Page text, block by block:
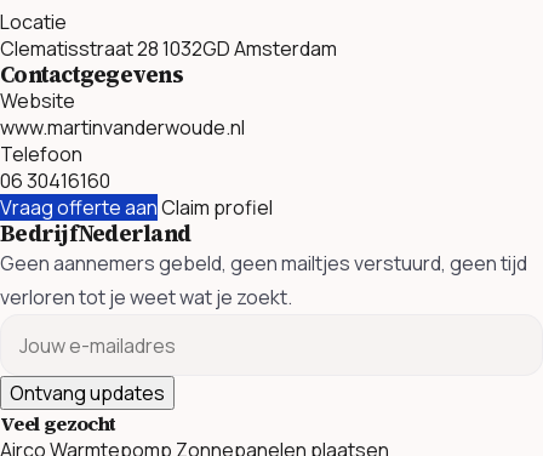
Locatie
Clematisstraat 28 1032GD Amsterdam
Contactgegevens
Website
www.martinvanderwoude.nl
Telefoon
06 30416160
Vraag offerte aanClaim profiel
BedrijfNederland
Geen aannemers gebeld, geen mailtjes verstuurd, geen tijd
verloren tot je weet wat je zoekt.
Ontvang updates
Veel gezocht
AircoWarmtepomp Zonnepanelen plaatsen